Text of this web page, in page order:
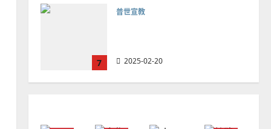
7
普世宣教
2025-02-20